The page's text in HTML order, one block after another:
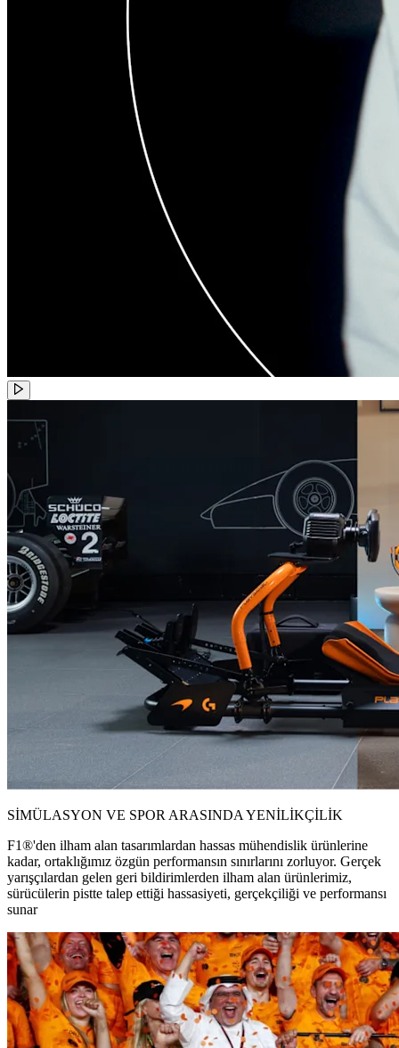
SİMÜLASYON VE SPOR ARASINDA YENİLİKÇİLİK
F1®'den ilham alan tasarımlardan hassas mühendislik ürünlerine
kadar, ortaklığımız özgün performansın sınırlarını zorluyor. Gerçek
yarışçılardan gelen geri bildirimlerden ilham alan ürünlerimiz,
sürücülerin pistte talep ettiği hassasiyeti, gerçekçiliği ve performansı
sunar